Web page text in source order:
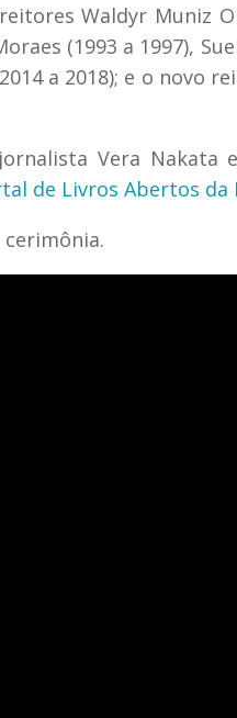
Waldyr Muniz
(1993 a 1997),
a 2018); e o novo
Vera Nakata
de Livros Abertos da